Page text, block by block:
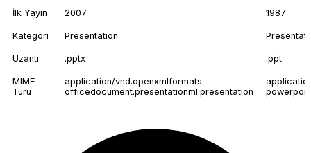
İlk Yayın 2007 1987
Kategori Presentation
Uzantı .pptx .ppt
MIME
Türü
application/vnd.openxmlformats-
officedocument.presentationml.presentation